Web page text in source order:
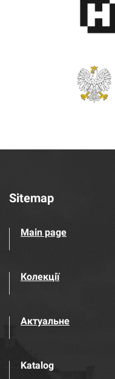
Sitemap
Main page
Колекції
Актуальне
Katalog